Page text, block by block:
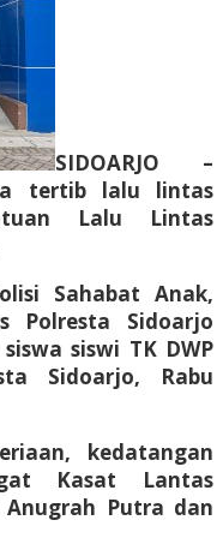
SIDOARJO –
tertib lalu lintas
Lalu Lintas
Sahabat Anak,
Polresta Sidoarjo
siswi TK DWP
Sidoarjo, Rabu
kedatangan
Kasat Lantas
Anugrah Putra dan